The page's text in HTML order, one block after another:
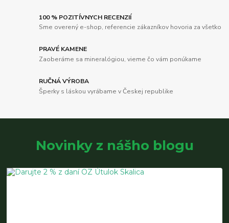
100 % POZITÍVNYCH RECENZIÍ
Sme overený e-shop, referencie zákazníkov hovoria za všetko
PRAVÉ KAMENE
Zaoberáme sa mineralógiou, vieme čo vám ponúkame
RUČNÁ VÝROBA
Šperky s láskou vyrábame v Českej republike
Novinky z nášho blogu